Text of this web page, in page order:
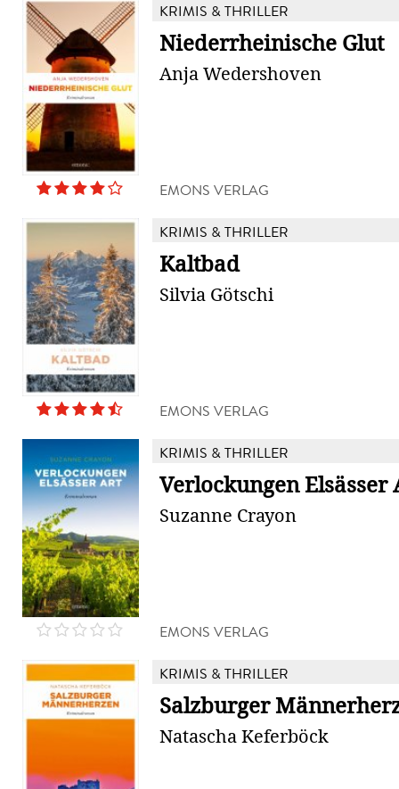
KRIMIS & THRILLER
Niederrheinische Glut
Anja Wedershoven
EMONS VERLAG
KRIMIS & THRILLER
Kaltbad
Silvia Götschi
EMONS VERLAG
KRIMIS & THRILLER
Verlockungen Elsässer
Suzanne Crayon
EMONS VERLAG
KRIMIS & THRILLER
Salzburger
Natascha Keferböck